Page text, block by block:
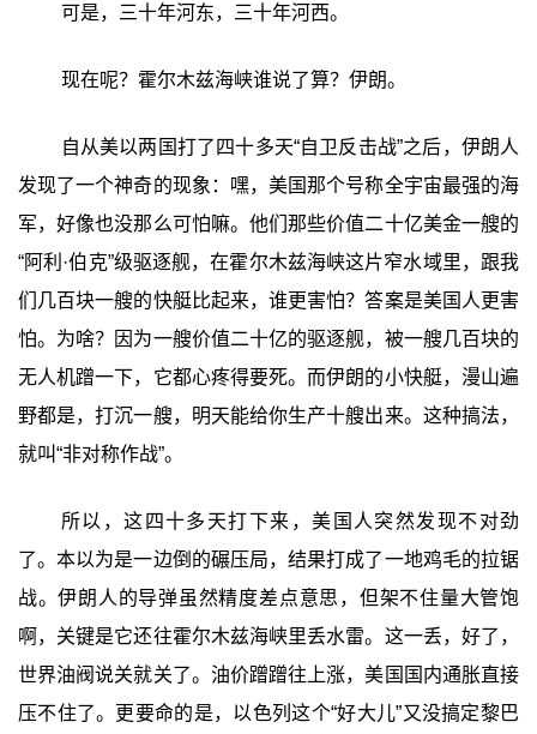
可是，三十年河东，三十年河西。
现在呢？霍尔木兹海峡谁说了算？伊朗。
自从美以两国打了四十多天“自卫反击战”之后，伊朗人
发现了一个神奇的现象：嘿，美国那个号称全宇宙最强的海
军，好像也没那么可怕嘛。他们那些价值二十亿美金一艘的
“阿利·伯克”级驱逐舰，在霍尔木兹海峡这片窄水域里，跟我
们几百块一艘的快艇比起来，谁更害怕？答案是美国人更害
怕。为啥？因为一艘价值二十亿的驱逐舰，被一艘几百块的
无人机蹭一下，它都心疼得要死。而伊朗的小快艇，漫山遍
野都是，打沉一艘，明天能给你生产十艘出来。这种搞法，
就叫“非对称作战”。
所以，这四十多天打下来，美国人突然发现不对劲
了。本以为是一边倒的碾压局，结果打成了一地鸡毛的拉锯
战。伊朗人的导弹虽然精度差点意思，但架不住量大管饱
啊，关键是它还往霍尔木兹海峡里丢水雷。这一丢，好了，
世界油阀说关就关了。油价蹭蹭往上涨，美国国内通胀直接
压不住了。更要命的是，以色列这个“好大儿”又没搞定黎巴